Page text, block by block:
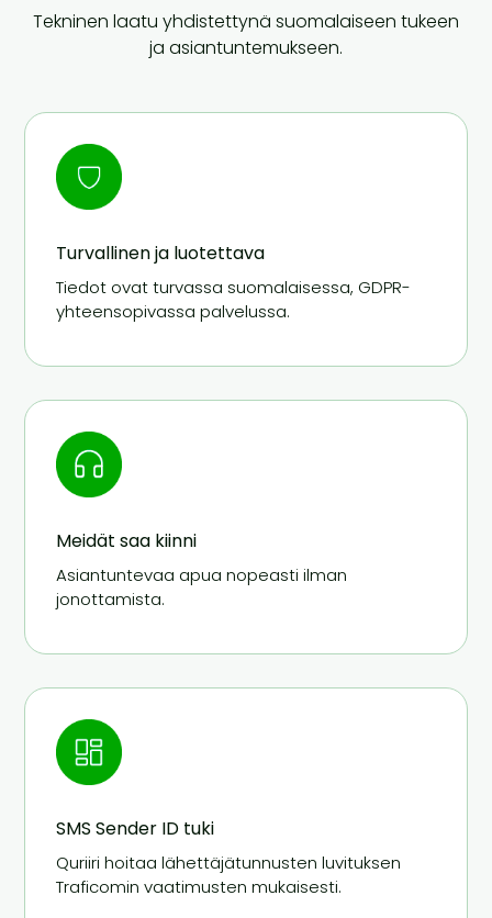
Tekninen laatu yhdistettynä suomalaiseen tukeen
ja asiantuntemukseen.
Turvallinen ja luotettava
Tiedot ovat turvassa suomalaisessa, GDPR-
yhteensopivassa palvelussa.
Meidät saa kiinni
Asiantuntevaa apua nopeasti ilman
jonottamista.
SMS Sender ID tuki
Quriiri hoitaa lähettäjätunnusten luvituksen
Traficomin vaatimusten mukaisesti.